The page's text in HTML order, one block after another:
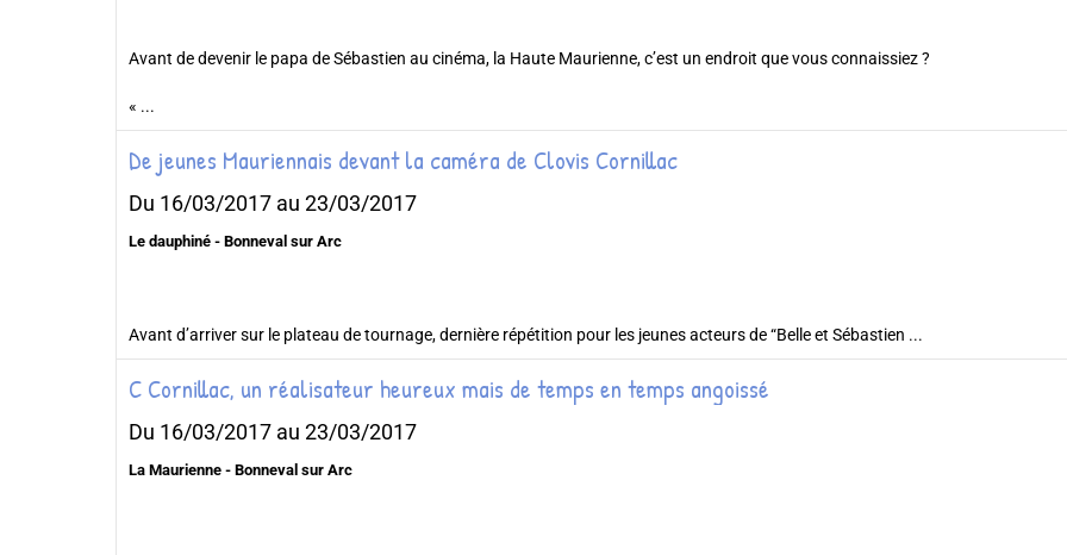
Avant de devenir le papa de Sébastien au cinéma, la Haute Maurienne, c’est un endroit que vous connaissiez ?
« ...
De jeunes Mauriennais devant la caméra de Clovis Cornillac
Du 16/03/2017 au 23/03/2017
Le dauphiné - Bonneval sur Arc
Avant d’arriver sur le plateau de tournage, dernière répétition pour les jeunes acteurs de “Belle et Sébastien ...
C Cornillac, un réalisateur heureux mais de temps en temps angoissé
Du 16/03/2017 au 23/03/2017
La Maurienne - Bonneval sur Arc